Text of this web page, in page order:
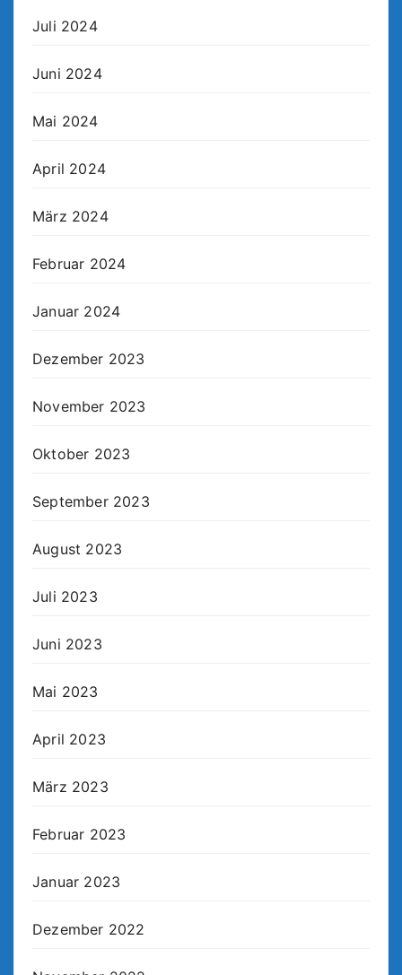
Juli 2024
Juni 2024
Mai 2024
April 2024
März 2024
Februar 2024
Januar 2024
Dezember 2023
November 2023
Oktober 2023
September 2023
August 2023
Juli 2023
Juni 2023
Mai 2023
April 2023
März 2023
Februar 2023
Januar 2023
Dezember 2022